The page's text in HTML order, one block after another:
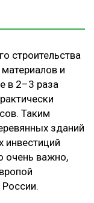
строительства
и
в 2–3 раза
Таким
зданий
инвестиций
очень важно,